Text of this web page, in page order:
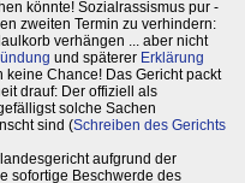
könnte! Sozialrassismus pur -
zweiten Termin zu verhindern:
verhängen ... aber nicht
und späterer Erklärung
keine Chance! Das Gericht packt
drauf: Der offiziell als
solche Sachen
sind (Schreiben des Gerichts
aufgrund der
sofortige Beschwerde des